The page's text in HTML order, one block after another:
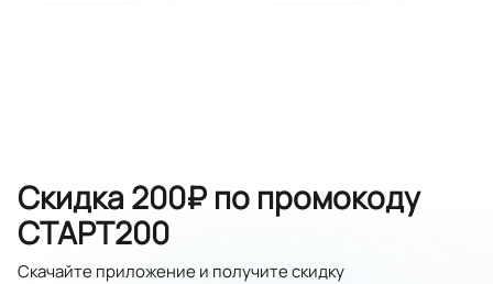
Скидка 200₽ по промокоду
СТАРТ200
Скачайте приложение и получите скидку